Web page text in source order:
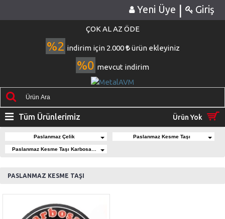
Yeni Üye | Giriş
ÇOK AL AZ ÖDE
%2 indirim için 2.000 ürün ekleyiniz
%0 mevcut indirim
Ürün Yok
Tüm Ürünlerimiz
Paslanmaz Çelik Paslanmaz Kesme Taşı
Paslanmaz Kesme Taşı Karbosan İnox 115x1x22,23m
PASLANMAZ KESME TAŞI